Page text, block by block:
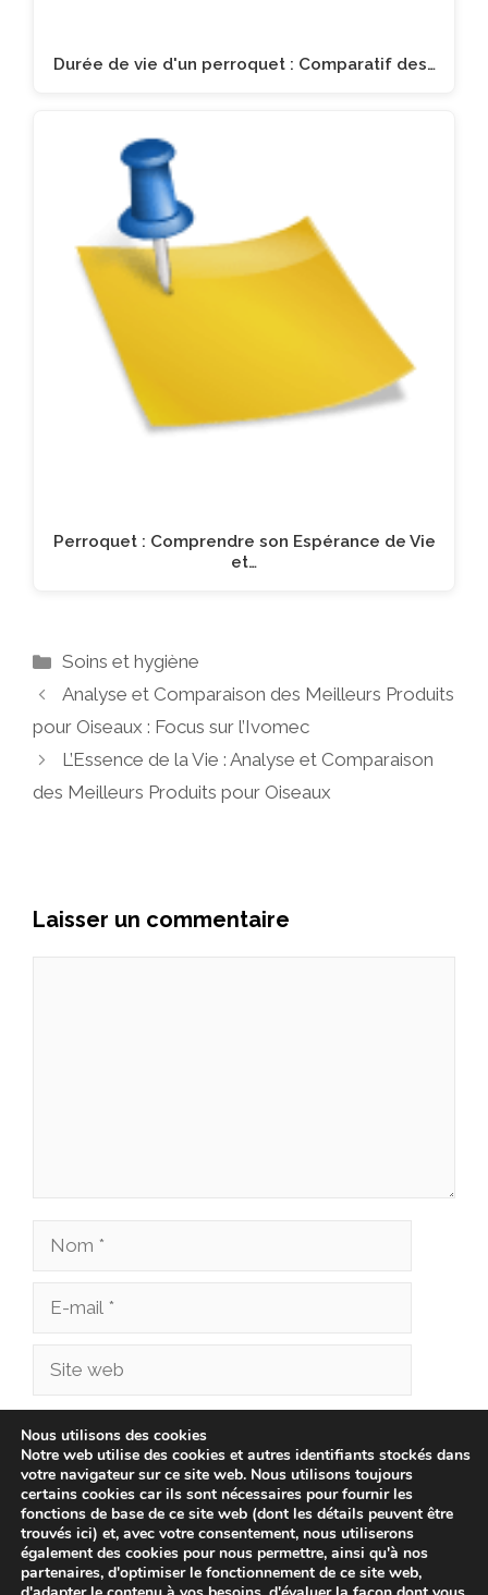
Durée de vie d'un perroquet : Comparatif des…
Perroquet : Comprendre son Espérance de Vie
et…
Catégories
Soins et hygiène
Analyse et Comparaison des Meilleurs Produits
pour Oiseaux : Focus sur l’Ivomec
L’Essence de la Vie : Analyse et Comparaison
des Meilleurs Produits pour Oiseaux
Laisser un commentaire
Nom
Site
Enregistrer mon nom, mon e-mail et mon site
dans le navigateur pour mon prochain
commentaire.
Nous utilisons des cookies
Notre web utilise des cookies et autres identifiants stockés dans
votre navigateur sur ce site web. Nous utilisons toujours
certains cookies car ils sont nécessaires pour fournir les
fonctions de base de ce site web (dont les détails peuvent être
trouvés ici) et, avec votre consentement, nous utiliserons
également des cookies pour nous permettre, ainsi qu'à nos
partenaires, d'optimiser le fonctionnement de ce site web,